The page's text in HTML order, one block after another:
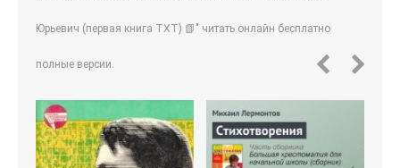
Юрьевич (первая книга TXT) 📗" читать онлайн бесплатно
полные версии.